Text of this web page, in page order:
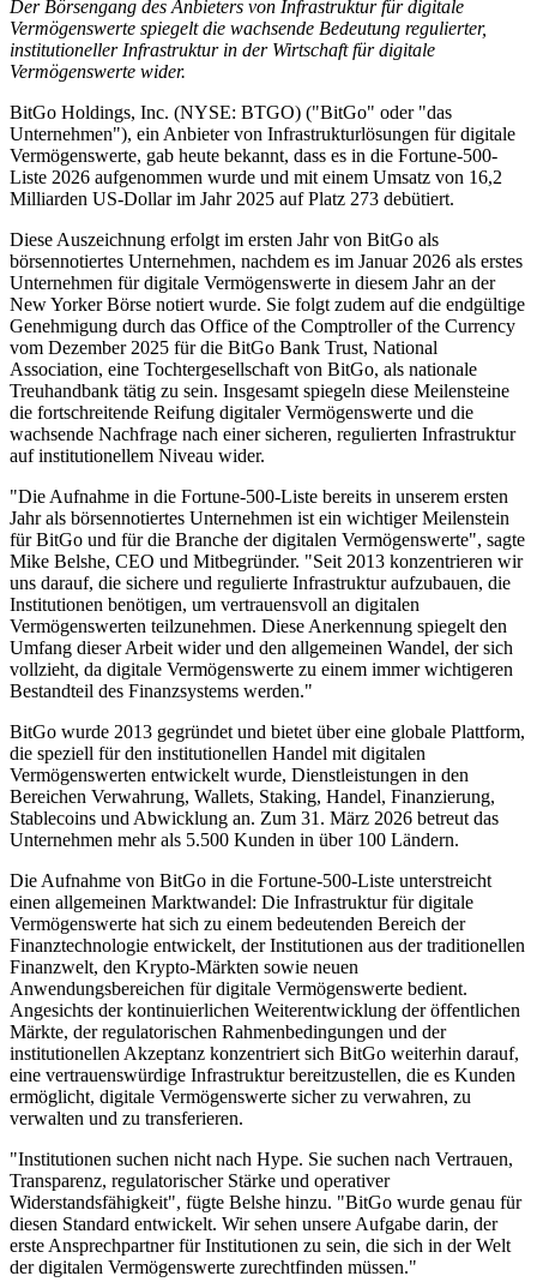
Der Börsengang des Anbieters von Infrastruktur für digitale
Vermögenswerte spiegelt die wachsende Bedeutung regulierter,
institutioneller Infrastruktur in der Wirtschaft für digitale
Vermögenswerte wider.
BitGo Holdings, Inc. (NYSE: BTGO) ("BitGo" oder "das
Unternehmen"), ein Anbieter von Infrastrukturlösungen für digitale
Vermögenswerte, gab heute bekannt, dass es in die Fortune-500-
Liste 2026 aufgenommen wurde und mit einem Umsatz von 16,2
Milliarden US-Dollar im Jahr 2025 auf Platz 273 debütiert.
Diese Auszeichnung erfolgt im ersten Jahr von BitGo als
börsennotiertes Unternehmen, nachdem es im Januar 2026 als erstes
Unternehmen für digitale Vermögenswerte in diesem Jahr an der
New Yorker Börse notiert wurde. Sie folgt zudem auf die endgültige
Genehmigung durch das Office of the Comptroller of the Currency
vom Dezember 2025 für die BitGo Bank Trust, National
Association, eine Tochtergesellschaft von BitGo, als nationale
Treuhandbank tätig zu sein. Insgesamt spiegeln diese Meilensteine
die fortschreitende Reifung digitaler Vermögenswerte und die
wachsende Nachfrage nach einer sicheren, regulierten Infrastruktur
auf institutionellem Niveau wider.
"Die Aufnahme in die Fortune-500-Liste bereits in unserem ersten
Jahr als börsennotiertes Unternehmen ist ein wichtiger Meilenstein
für BitGo und für die Branche der digitalen Vermögenswerte", sagte
Mike Belshe, CEO und Mitbegründer. "Seit 2013 konzentrieren wir
uns darauf, die sichere und regulierte Infrastruktur aufzubauen, die
Institutionen benötigen, um vertrauensvoll an digitalen
Vermögenswerten teilzunehmen. Diese Anerkennung spiegelt den
Umfang dieser Arbeit wider und den allgemeinen Wandel, der sich
vollzieht, da digitale Vermögenswerte zu einem immer wichtigeren
Bestandteil des Finanzsystems werden."
BitGo wurde 2013 gegründet und bietet über eine globale Plattform,
die speziell für den institutionellen Handel mit digitalen
Vermögenswerten entwickelt wurde, Dienstleistungen in den
Bereichen Verwahrung, Wallets, Staking, Handel, Finanzierung,
Stablecoins und Abwicklung an. Zum 31. März 2026 betreut das
Unternehmen mehr als 5.500 Kunden in über 100 Ländern.
Die Aufnahme von BitGo in die Fortune-500-Liste unterstreicht
einen allgemeinen Marktwandel: Die Infrastruktur für digitale
Vermögenswerte hat sich zu einem bedeutenden Bereich der
Finanztechnologie entwickelt, der Institutionen aus der traditionellen
Finanzwelt, den Krypto-Märkten sowie neuen
Anwendungsbereichen für digitale Vermögenswerte bedient.
Angesichts der kontinuierlichen Weiterentwicklung der öffentlichen
Märkte, der regulatorischen Rahmenbedingungen und der
institutionellen Akzeptanz konzentriert sich BitGo weiterhin darauf,
eine vertrauenswürdige Infrastruktur bereitzustellen, die es Kunden
ermöglicht, digitale Vermögenswerte sicher zu verwahren, zu
verwalten und zu transferieren.
"Institutionen suchen nicht nach Hype. Sie suchen nach Vertrauen,
Transparenz, regulatorischer Stärke und operativer
Widerstandsfähigkeit", fügte Belshe hinzu. "BitGo wurde genau für
diesen Standard entwickelt. Wir sehen unsere Aufgabe darin, der
erste Ansprechpartner für Institutionen zu sein, die sich in der Welt
der digitalen Vermögenswerte zurechtfinden müssen."